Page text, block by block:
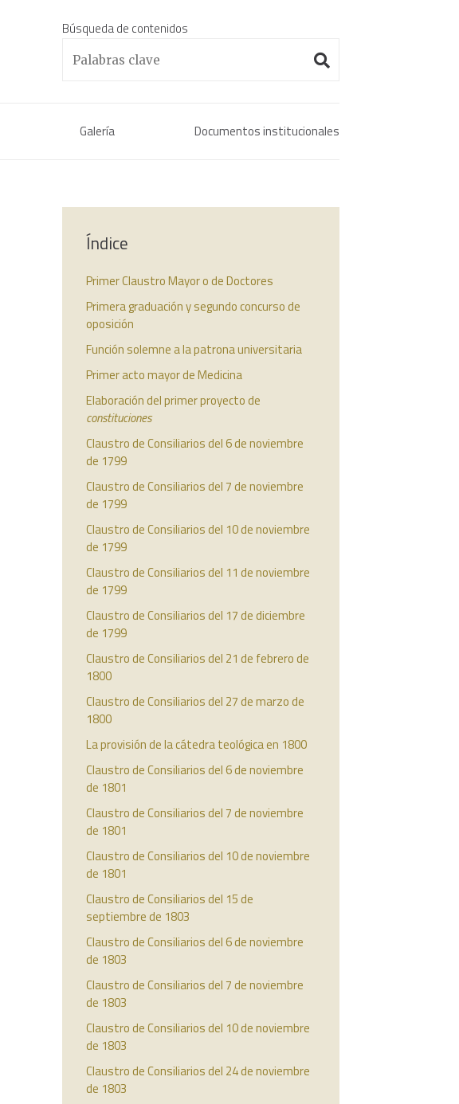
Búsqueda de contenidos
Galería Documentos institucionales
Índice
Primer Claustro Mayor o de Doctores
Primera graduación y segundo concurso de
oposición
Función solemne a la patrona universitaria
Primer acto mayor de Medicina
Elaboración del primer proyecto de
constituciones
Claustro de Consiliarios del 6 de noviembre
de 1799
Claustro de Consiliarios del 7 de noviembre
de 1799
Claustro de Consiliarios del 10 de noviembre
de 1799
Claustro de Consiliarios del 11 de noviembre
de 1799
Claustro de Consiliarios del 17 de diciembre
de 1799
Claustro de Consiliarios del 21 de febrero de
1800
Claustro de Consiliarios del 27 de marzo de
1800
La provisión de la cátedra teológica en 1800
Claustro de Consiliarios del 6 de noviembre
de 1801
Claustro de Consiliarios del 7 de noviembre
de 1801
Claustro de Consiliarios del 10 de noviembre
de 1801
Claustro de Consiliarios del 15 de
septiembre de 1803
Claustro de Consiliarios del 6 de noviembre
de 1803
Claustro de Consiliarios del 7 de noviembre
de 1803
Claustro de Consiliarios del 10 de noviembre
de 1803
Claustro de Consiliarios del 24 de noviembre
de 1803